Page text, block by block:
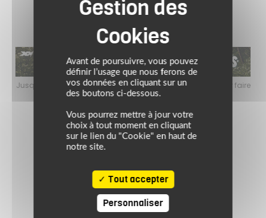
Jusqu’au 24 août 2026, profitez de l’ambiance estivale pour faire
le plein de bons plans sur l’équipement motard !
Avant de poursuivre, vous pouvez
définir l’usage que nous ferons de
vos données en cliquant sur un
des boutons ci-dessous.
Vous pourrez mettre à jour votre
choix à tout moment en cliquant
sur le lien du "Cookie" en haut de
notre site.
Tout accepter
Personnaliser